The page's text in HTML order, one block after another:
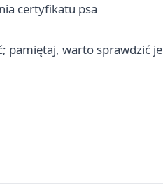
certyfikatu psa
pamiętaj, warto sprawdzić je